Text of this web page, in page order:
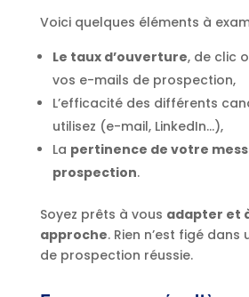
Voici quelques éléments à
Le taux d’ouverture, de clic
vos e-mails de prospection,
L’efficacité des différents
utilisez (e-mail, LinkedIn…),
La pertinence de votre
prospection.
Soyez prêts à vous adapter et
approche. Rien n’est figé
de prospection réussie.